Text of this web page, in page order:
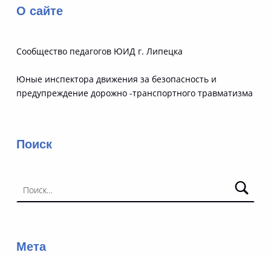
О сайте
Сообщество педагогов ЮИД г. Липецка
Юные инспектора движения за безопасность и
предупреждение дорожно -транспортного травматизма
Поиск
Мета